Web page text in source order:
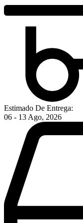
Estimado De Entrega:
06 - 13 Ago, 2026